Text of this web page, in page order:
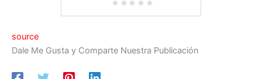
source
Dale Me Gusta y Comparte Nuestra Publicación